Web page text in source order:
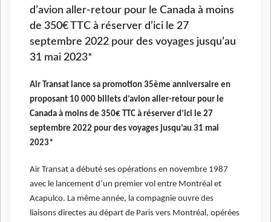
d’avion aller-retour pour le Canada à moins
de 350€ TTC à réserver d’ici le 27
septembre 2022 pour des voyages jusqu’au
31 mai 2023*
Air Transat lance sa promotion 35ème anniversaire en
proposant 10 000 billets d’avion aller-retour pour le
Canada à moins de 350€ TTC à réserver d’ici le 27
septembre 2022 pour des voyages jusqu’au 31 mai
2023*
Air Transat a débuté ses opérations en novembre 1987
avec le lancement d’un premier vol entre Montréal et
Acapulco. La même année, la compagnie ouvre des
liaisons directes au départ de Paris vers Montréal, opérées